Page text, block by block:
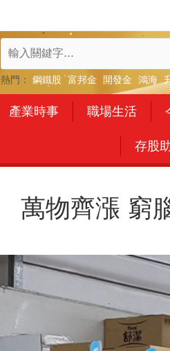
熱門： 鋼鐵股 富邦金 開發金 鴻海
產業時事 職場生活
存股
萬物齊漲 窮